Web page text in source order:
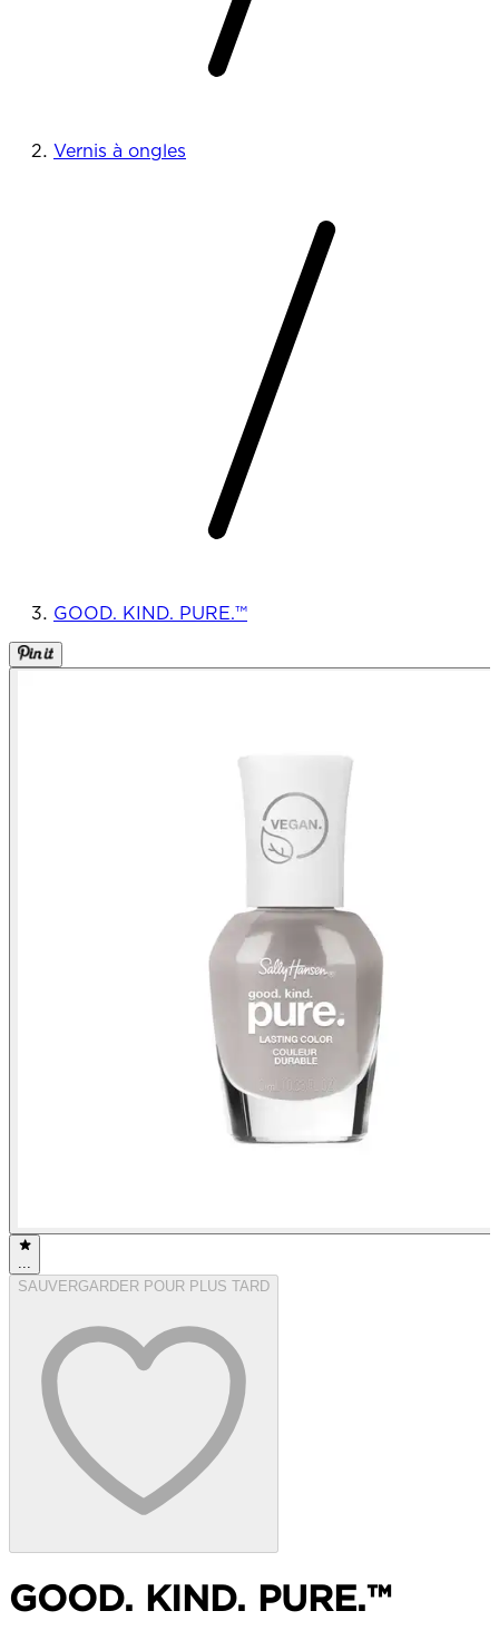
Vernis à ongles
GOOD. KIND. PURE.™
...
SAUVERGARDER POUR PLUS TARD
GOOD. KIND. PURE.™